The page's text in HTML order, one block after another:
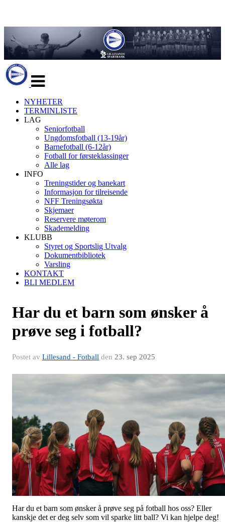
navigasjon
NYHETER
TERMINLISTE
LAG
Seniorfotball
Ungdomsfotball (13-19år)
Barnefotball (6-12år)
Fotball for førsteklassinger
Alle lag
INFO
Treningstider og banekart
Informasjon for tilreisende
NFF Treningsøkta
Skjemaer
Reservere møterom
Skademelding
KLUBB
Styret og Sportslig Utvalg
Dokumentbibliotek
Varsling
KONTAKT
BLI MEDLEM
Har du et barn som ønsker å
prøve seg i fotball?
Postet av Lillesand - Fotball den 23. sep 2025
Har du et barn som ønsker å prøve seg på fotball hos oss? Eller
kanskje det er deg selv som vil sparke litt ball? Vi kan hjelpe deg!